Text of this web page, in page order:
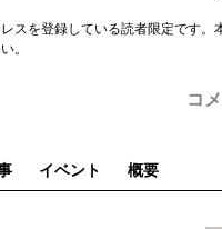
スを登録している読者限定です。
。
コ
イベント 概要